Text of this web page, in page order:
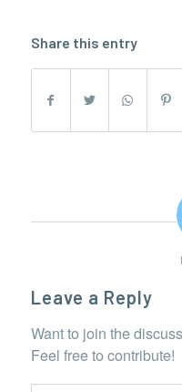
Share this entry
Leave a Reply
Want to join the
Feel free to contribute!